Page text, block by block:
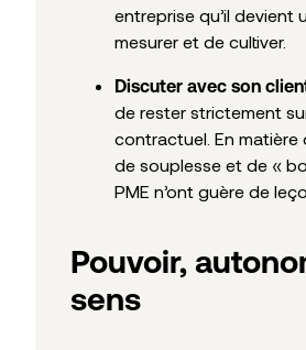
entreprise qu’il devient
mesurer et de cultiver.
Discuter avec son
de rester strictement
contractuel. En matière
de souplesse et de «
PME n’ont guère de
Pouvoir,
sens